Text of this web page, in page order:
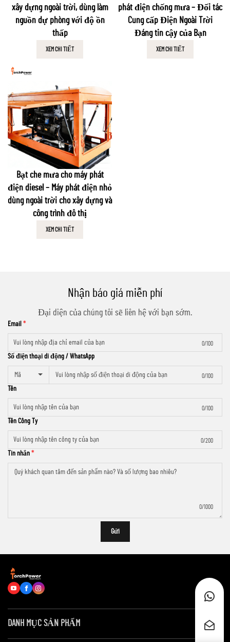
xây dựng ngoài trời, dùng làm
nguồn dự phòng với độ ồn
thấp
XEM CHI TIẾT
phát điện chống mưa – Đối tác
Cung cấp Điện Ngoài Trời
Đáng tin cậy của Bạn
XEM CHI TIẾT
Bạt che mưa cho máy phát
điện diesel – Máy phát điện nhỏ
dùng ngoài trời cho xây dựng và
công trình đô thị
XEM CHI TIẾT
Nhận báo giá miễn phí
Đại diện của chúng tôi sẽ liên hệ với bạn sớm.
Email
0/100
Số điện thoại di động / WhatsApp
Mã 0/100
Tên
0/100
Tên Công Ty
0/200
Tin nhắn
0/1000
Gửi
DANH MỤC SẢN PHẨM